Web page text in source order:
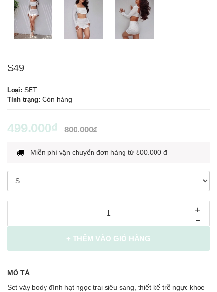
S49
Loại: SET
Tình trạng: Còn hàng
499.000₫ 800.000₫
Miễn phí vận chuyển đơn hàng từ 800.000 đ
-
+
+ THÊM VÀO GIỎ HÀNG
MÔ TẢ
Set váy body đính hạt ngọc trai siêu sang, thiết kế trễ ngực khoe